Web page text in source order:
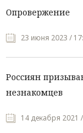
Опровержение
23 июня 2023 /
Россиян
незнакомцев
14 декабря 2021